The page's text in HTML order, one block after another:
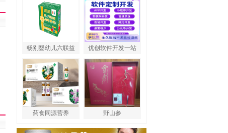
畅别婴幼儿六联益 优创软件开发一站
药食同源营养 野山参